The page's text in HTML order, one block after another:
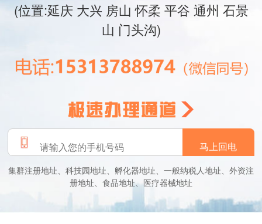
(位置:延庆 大兴 房山 怀柔 平谷 通州 石景
山 门头沟)
马上回电
集群注册地址、科技园地址、孵化器地址、一般纳税人地址、外资注
册地址、食品地址、医疗器械地址